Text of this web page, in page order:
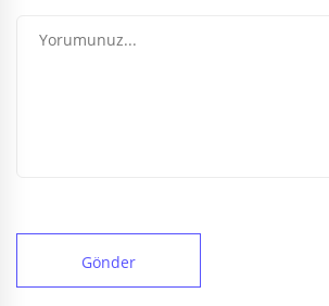
Gönder